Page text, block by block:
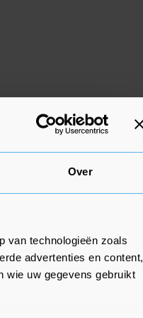
Over
van technologieën zoals
advertenties en content,
wie uw gegevens gebruikt